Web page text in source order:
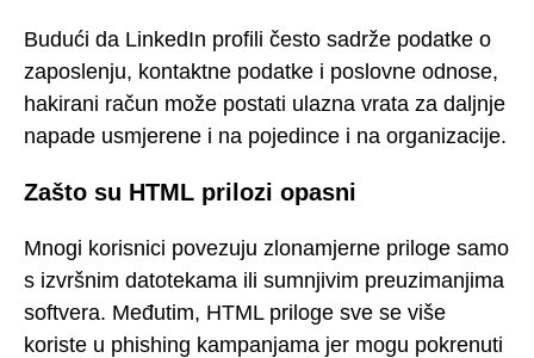
Budući da LinkedIn profili često sadrže podatke o
zaposlenju, kontaktne podatke i poslovne odnose,
hakirani račun može postati ulazna vrata za daljnje
napade usmjerene i na pojedince i na organizacije.
Zašto su HTML prilozi opasni
Mnogi korisnici povezuju zlonamjerne priloge samo
s izvršnim datotekama ili sumnjivim preuzimanjima
softvera. Međutim, HTML priloge sve se više
koriste u phishing kampanjama jer mogu pokrenuti